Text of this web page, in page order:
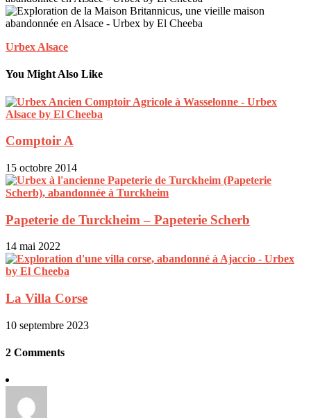
Urbex Alsace
You Might Also Like
Comptoir A
15 octobre 2014
Papeterie de Turckheim – Papeterie Scherb
14 mai 2022
La Villa Corse
10 septembre 2023
2 Comments